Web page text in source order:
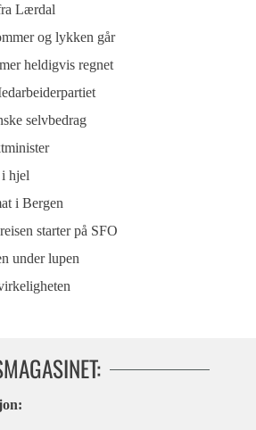
Lærdal
og lykken går
heldigvis regnet
selvbedrag
hjel
i Bergen
starter på SFO
under lupen